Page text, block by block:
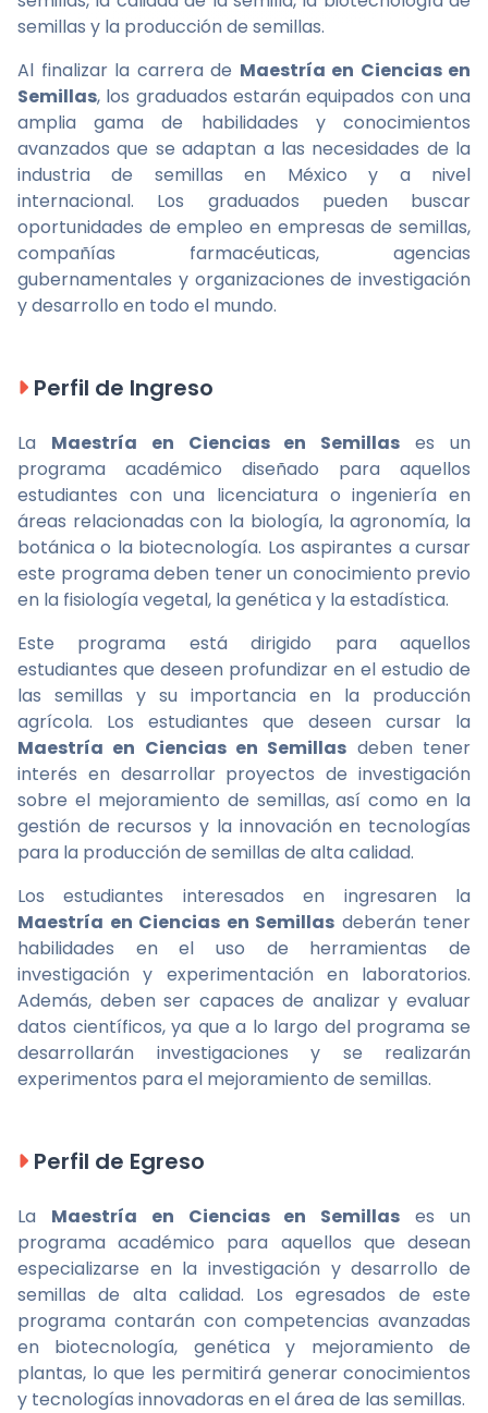
semillas y la producción de semillas.
Al finalizar la carrera de Maestría en Ciencias en
Semillas, los graduados estarán equipados con una
amplia gama de habilidades y conocimientos
avanzados que se adaptan a las necesidades de la
industria de semillas en México y a nivel
internacional. Los graduados pueden buscar
oportunidades de empleo en empresas de semillas,
compañías farmacéuticas, agencias
gubernamentales y organizaciones de investigación
y desarrollo en todo el mundo.
Perfil de Ingreso
La Maestría en Ciencias en Semillas es un
programa académico diseñado para aquellos
estudiantes con una licenciatura o ingeniería en
áreas relacionadas con la biología, la agronomía, la
botánica o la biotecnología. Los aspirantes a cursar
este programa deben tener un conocimiento previo
en la fisiología vegetal, la genética y la estadística.
Este programa está dirigido para aquellos
estudiantes que deseen profundizar en el estudio de
las semillas y su importancia en la producción
agrícola. Los estudiantes que deseen cursar la
Maestría en Ciencias en Semillas deben tener
interés en desarrollar proyectos de investigación
sobre el mejoramiento de semillas, así como en la
gestión de recursos y la innovación en tecnologías
para la producción de semillas de alta calidad.
Los estudiantes interesados en ingresaren la
Maestría en Ciencias en Semillas deberán tener
habilidades en el uso de herramientas de
investigación y experimentación en laboratorios.
Además, deben ser capaces de analizar y evaluar
datos científicos, ya que a lo largo del programa se
desarrollarán investigaciones y se realizarán
experimentos para el mejoramiento de semillas.
Perfil de Egreso
La Maestría en Ciencias en Semillas es un
programa académico para aquellos que desean
especializarse en la investigación y desarrollo de
semillas de alta calidad. Los egresados de este
programa contarán con competencias avanzadas
en biotecnología, genética y mejoramiento de
plantas, lo que les permitirá generar conocimientos
y tecnologías innovadoras en el área de las semillas.